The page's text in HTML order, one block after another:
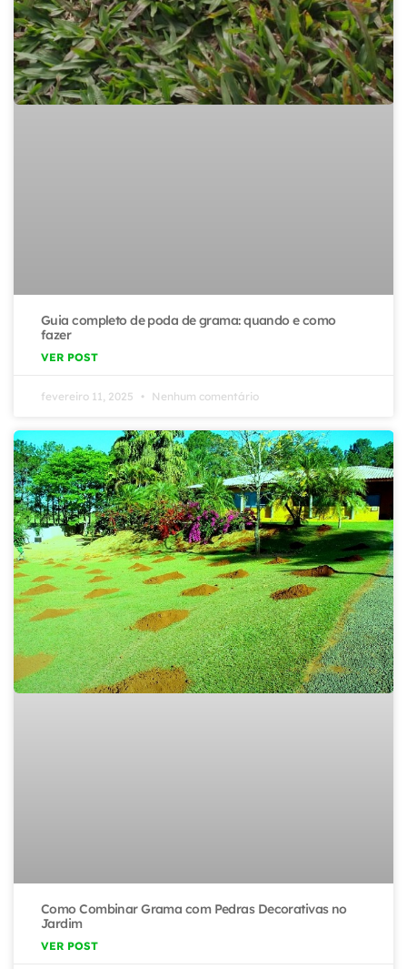
Guia completo de poda de grama: quando e como
fazer
VER POST
fevereiro 11, 2025 Nenhum comentário
Como Combinar Grama com Pedras Decorativas no
Jardim
VER POST